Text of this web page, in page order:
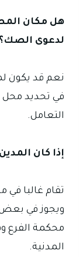
هل مكان
لدعوى الصك؟
نعم قد يكون
في تحديد
التعامل.
إذا كان
تقام غالبا في
ويجوز في بعض
المدنية.